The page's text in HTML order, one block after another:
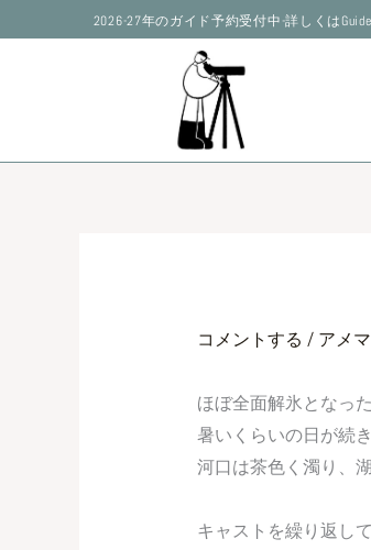
2026-27年のガイド予約受付中-詳しくは
コメントする / アメ
ほぼ全面解氷となっ
暑いくらいの日が続
河口は茶色く濁り、
キャストを繰り返し